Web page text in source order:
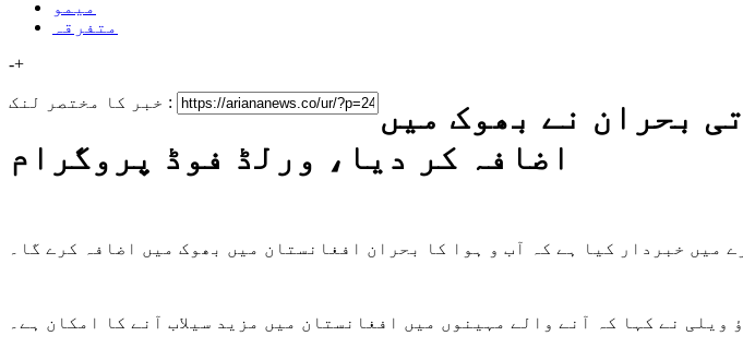
میمو
متفرقہ
-+
خبر کا مختصر لنک :
بحران نے بھوک میں
اضافہ کر دیا، ورلڈ فوڈ پروگرام
میں خبردار کیا ہے کہ آب و ہوا کا بحران افغانستان میں بھوک میں اضافہ کرے گا۔
ویلی نے کہا کہ آنے والے مہینوں میں افغانستان میں مزید سیلاب آنے کا امکان ہے۔